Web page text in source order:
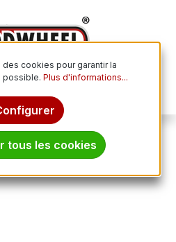
CW51 225/65R16C
des cookies pour garantir la
possible. Plus d'informations...
tous les cookies